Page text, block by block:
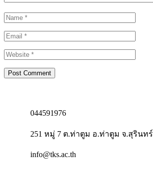
044591976
251 หมู่ 7 ต.ท่าตูม อ.ท่าตูม จ.สุรินทร์
info@tks.ac.th